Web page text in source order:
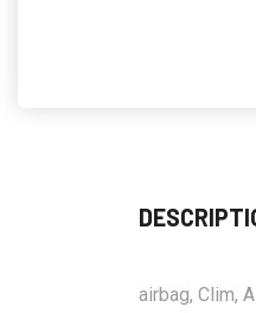
airbag, Clim,